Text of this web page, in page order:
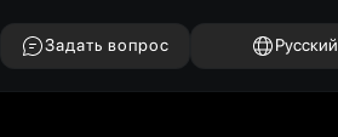
Задать вопрос Русский